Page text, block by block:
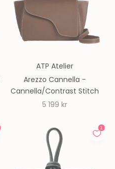
ATP Atelier
Arezzo Cannella -
Cannella/Contrast Stitch
REA-pris
5 199 kr